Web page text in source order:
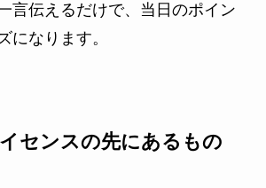
言伝えるだけで、当日のポイン
になります。
センスの先にあるもの